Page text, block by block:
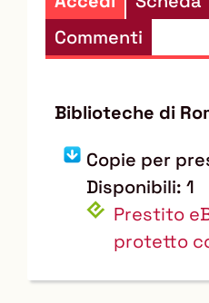
Commenti
Biblioteche di
Copie per
Disponibili: 1
Prestito
protetto